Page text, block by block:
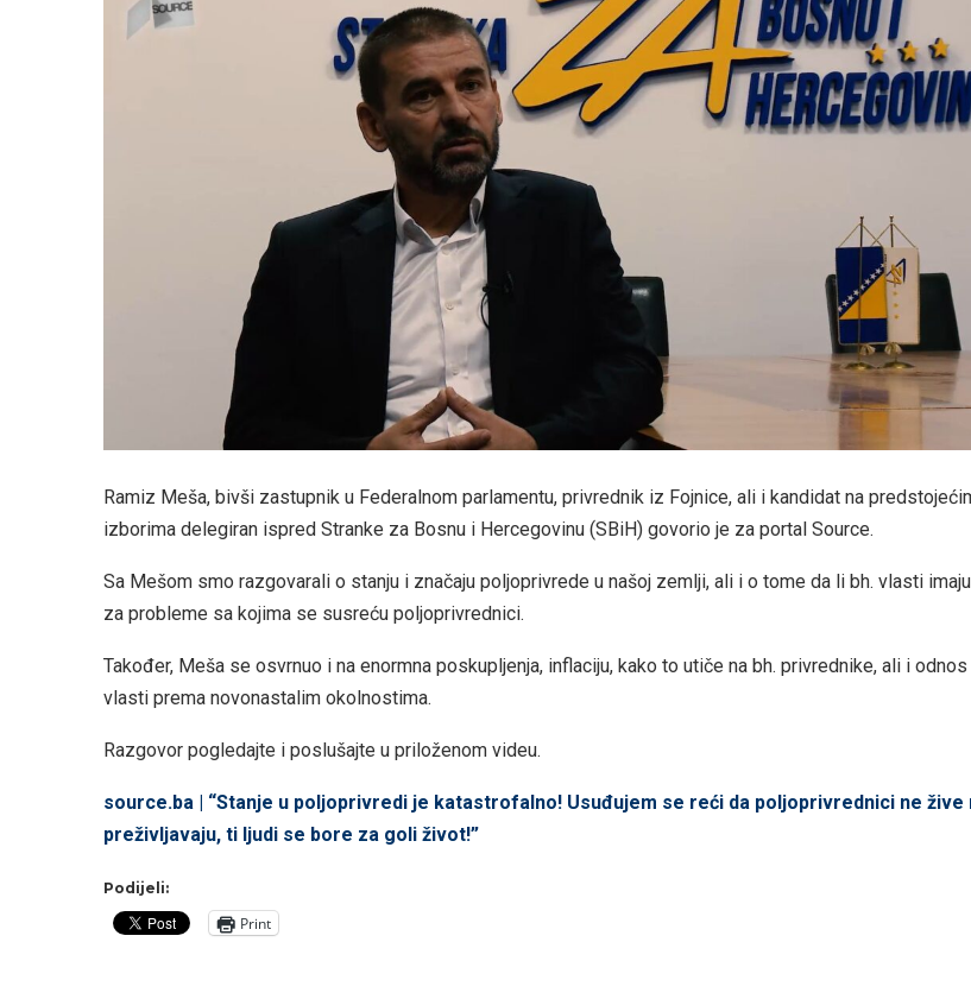
Ramiz Meša, bivši zastupnik u Federalnom parlamentu, privrednik iz Fojnice, ali i kandidat na
izborima delegiran ispred Stranke za Bosnu i Hercegovinu (SBiH) govorio je za portal Source.
Sa Mešom smo razgovarali o stanju i značaju poljoprivrede u našoj zemlji, ali i o tome da li bh. vlasti
za probleme sa kojima se susreću poljoprivrednici.
Također, Meša se osvrnuo i na enormna poskupljenja, inflaciju, kako to utiče na bh. privrednike, ali i odnos
vlasti prema novonastalim okolnostima.
Razgovor pogledajte i poslušajte u priloženom videu.
source.ba | “Stanje u poljoprivredi je katastrofalno! Usuđujem se reći da poljoprivrednici ne žive
preživljavaju, ti ljudi se bore za goli život!”
Podijeli:
Print